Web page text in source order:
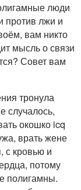
люди
против лжи и
вам никто
мысль о связи
Совет вам
тронула
случалось,
окошко icq
врать жене
с кровью и
потому
полигамны.